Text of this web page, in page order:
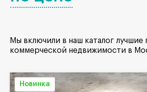
Мы включили в наш каталог лучшие
коммерческой недвижимости в
Новинка